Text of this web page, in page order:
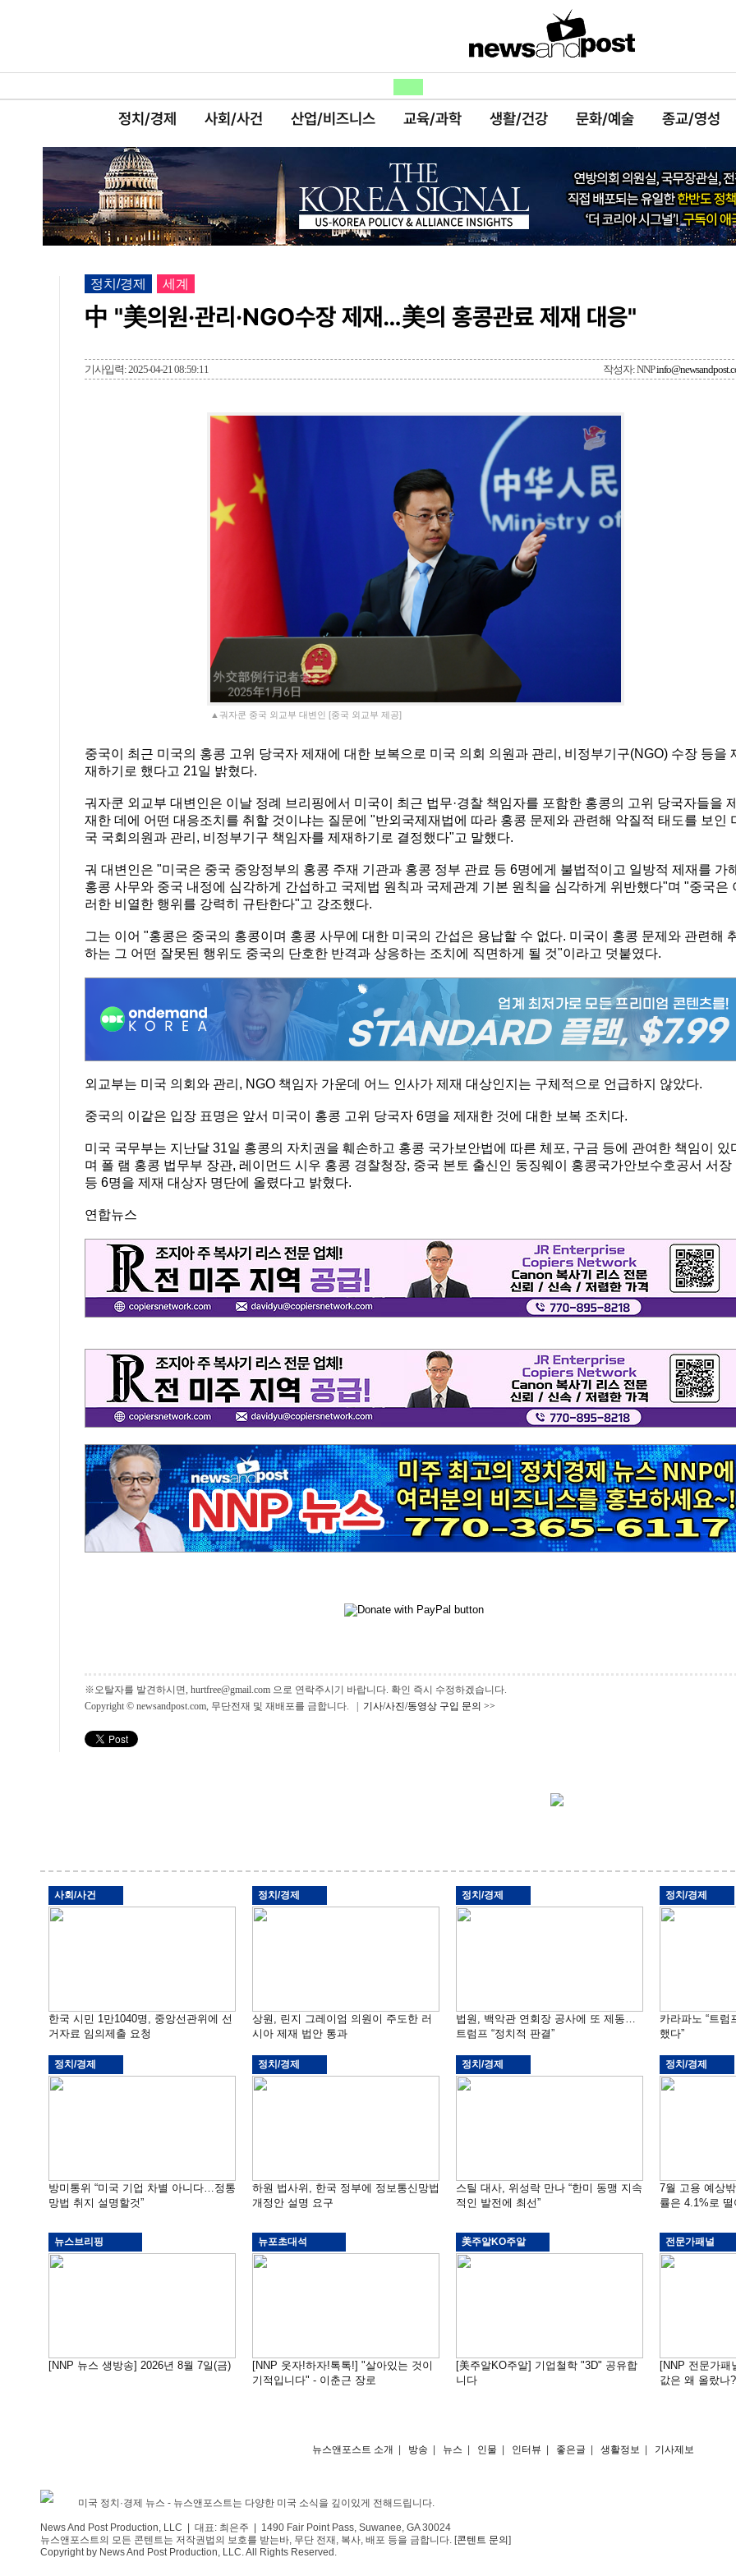
정치/경제 사회/사건 산업/비즈니스 교육/과학 생활/건강 문화/예술 종교/영성
정치/경제 세계
中 "美의원·관리·NGO수장 제재…美의 홍콩관료 제재 대응"
기사입력: 2025-04-21 08:59:11 작성자: NNP
▲궈자쿤 중국 외교부 대변인 [중국 외교부 제공]
중국이 최근 미국의 홍콩 고위 당국자 제재에 대한 보복으로 미국 의회 의원과 관리, 비정부기구(NGO) 수장 등을
재하기로 했다고 21일 밝혔다.
궈자쿤 외교부 대변인은 이날 정례 브리핑에서 미국이 최근 법무·경찰 책임자를 포함한 홍콩의 고위 당국자들을
재한 데에 어떤 대응조치를 취할 것이냐는 질문에 "반외국제재법에 따라 홍콩 문제와 관련해 악질적 태도를 보인
국 국회의원과 관리, 비정부기구 책임자를 제재하기로 결정했다"고 말했다.
궈 대변인은 "미국은 중국 중앙정부의 홍콩 주재 기관과 홍콩 정부 관료 등 6명에게 불법적이고 일방적 제재를 가
홍콩 사무와 중국 내정에 심각하게 간섭하고 국제법 원칙과 국제관계 기본 원칙을 심각하게 위반했다"며 "중국은
러한 비열한 행위를 강력히 규탄한다"고 강조했다.
그는 이어 "홍콩은 중국의 홍콩이며 홍콩 사무에 대한 미국의 간섭은 용납할 수 없다. 미국이 홍콩 문제와 관련해
하는 그 어떤 잘못된 행위도 중국의 단호한 반격과 상응하는 조치에 직면하게 될 것"이라고 덧붙였다.
외교부는 미국 의회와 관리, NGO 책임자 가운데 어느 인사가 제재 대상인지는 구체적으로 언급하지 않았다.
중국의 이같은 입장 표명은 앞서 미국이 홍콩 고위 당국자 6명을 제재한 것에 대한 보복 조치다.
미국 국무부는 지난달 31일 홍콩의 자치권을 훼손하고 홍콩 국가보안법에 따른 체포, 구금 등에 관여한 책임이 있
며 폴 램 홍콩 법무부 장관, 레이먼드 시우 홍콩 경찰청장, 중국 본토 출신인 둥징웨이 홍콩국가안보수호공서 서장
등 6명을 제재 대상자 명단에 올렸다고 밝혔다.
연합뉴스
※오탈자를 발견하시면, hurtfree@gmail.com 으로 연락주시기 바랍니다. 확인 즉시 수정하겠습니다.
Copyright © newsandpost.com, 무단전재 및 재배포를 금합니다. | 기사/사진/동영상 구입 문의 >>
사회/사건
한국 시민 1만1040명, 중앙선관위에 선
거자료 임의제출 요청
정치/경제
상원, 린지 그레이엄 의원이 주도한 러
시아 제재 법안 통과
정치/경제
법원, 백악관 연회장 공사에 또 제동…
트럼프 “정치적 판결”
정치/경제
카라파노 “트럼
했다”
정치/경제
방미통위 “미국 기업 차별 아니다…정통
망법 취지 설명할것”
정치/경제
하원 법사위, 한국 정부에 정보통신망법
개정안 설명 요구
정치/경제
스틸 대사, 위성락 만나 “한미 동맹 지속
적인 발전에 최선”
정치/경제
7월 고용 예상
률은 4.1%로 떨
뉴스브리핑
[NNP 뉴스 생방송] 2026년 8월 7일(금)
뉴포초대석
[NNP 웃자!하자!톡톡!] "살아있는 것이
기적입니다" - 이춘근 장로
美주알KO주알
[美주알KO주알] 기업철학 "3D" 공유합
니다
전문가패널
[NNP 전문가패
값은 왜 올랐
뉴스앤포스트 소개 방송 뉴스 인물 인터뷰 좋은글 생활정보 기사제보
미국 정치·경제 뉴스 - 뉴스앤포스트는 다양한 미국 소식을 깊이있게 전해드립니다.
News And Post Production, LLC | 대표: 최은주 | 1490 Fair Point Pass, Suwanee, GA 30024
뉴스앤포스트의 모든 콘텐트는 저작권법의 보호를 받는바, 무단 전재, 복사, 배포 등을 금합니다. [콘텐트 문의 ]
Copyright by News And Post Production, LLC. All Rights Reserved.